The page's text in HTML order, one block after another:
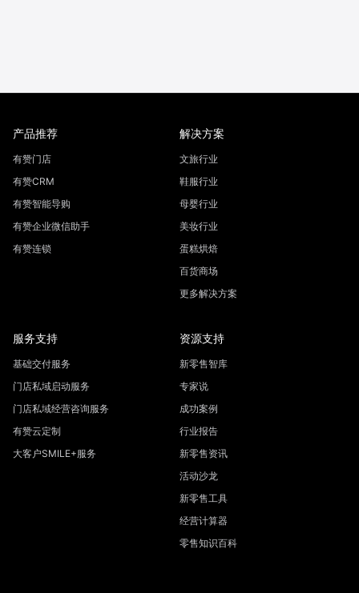
产品推荐
有赞门店
有赞CRM
有赞智能导购
有赞企业微信助手
有赞连锁
解决方案
文旅行业
鞋服行业
母婴行业
美妆行业
蛋糕烘焙
百货商场
更多解决方案
服务支持
基础交付服务
门店私域启动服务
门店私域经营咨询服务
有赞云定制
大客户SMILE+服务
资源支持
新零售智库
专家说
成功案例
行业报告
新零售资讯
活动沙龙
新零售工具
经营计算器
零售知识百科